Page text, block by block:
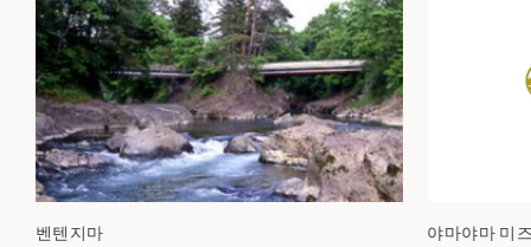
벤텐지마 야마야마 미